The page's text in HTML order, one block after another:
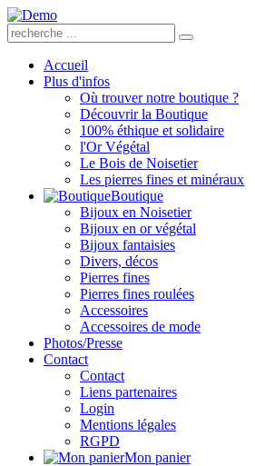
Accueil
Plus d'infos
Où trouver notre boutique ?
Découvrir la Boutique
100% éthique et solidaire
l'Or Végétal
Le Bois de Noisetier
Les pierres fines et minéraux
Boutique
Bijoux en Noisetier
Bijoux en or végétal
Bijoux fantaisies
Divers, décos
Pierres fines
Pierres fines roulées
Accessoires
Accessoires de mode
Photos/Presse
Contact
Contact
Liens partenaires
Login
Mentions légales
RGPD
Mon panier